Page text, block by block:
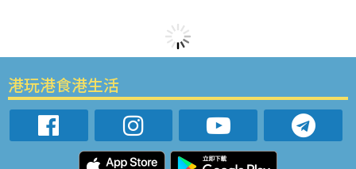
港玩港食港生活